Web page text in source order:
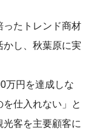
ったトレンド商材
し、秋葉原に実
万円を達成しな
仕入れない」と
客を主要顧客に